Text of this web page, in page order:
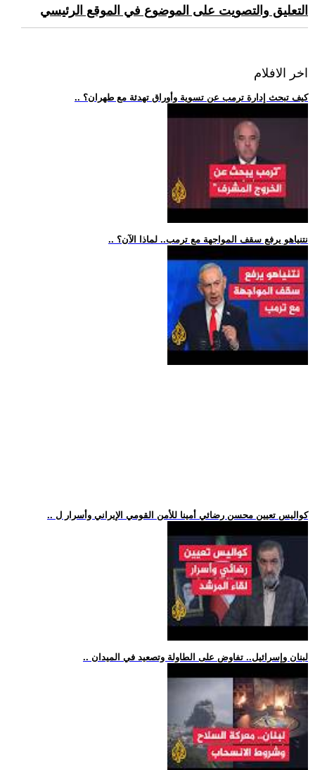
التعليق والتصويت على الموضوع في الموقع الرئيسي
اخر الافلام
.. كيف تبحث إدارة ترمب عن تسوية وأوراق تهدئة مع طهران؟
.. نتنياهو يرفع سقف المواجهة مع ترمب.. لماذا الآن؟
.. كواليس تعيين محسن رضائي أمينا للأمن القومي الإيراني وأسرار ل
.. لبنان وإسرائيل.. تفاوض على الطاولة وتصعيد في الميدان